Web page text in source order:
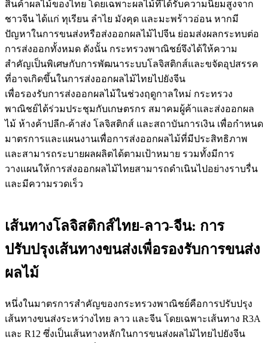
สินค้าผลไม้ของไทย โดยเฉพาะผลไม้ที่ได้รับความนิยมสูงจาก
ชาวจีน ได้แก่ ทุเรียน ลำไย มังคุด และมะพร้าวอ่อน หากมี
ปัญหาในการขนส่งหรือส่งออกผลไม้ไปจีน ย่อมส่งผลกระทบต่อ
การส่งออกทั้งหมด ดังนั้น กระทรวงพาณิชย์จึงได้ให้ความ
สำคัญเป็นพิเศษกับการพัฒนาระบบโลจิสติกส์และขจัดอุปสรรค
ที่อาจเกิดขึ้นในการส่งออกผลไม้ไทยไปยังจีน
เพื่อรองรับการส่งออกผลไม้ในช่วงฤดูกาลใหม่ กระทรวง
พาณิชย์ได้ร่วมประชุมกับเกษตรกร สมาคมผู้ค้าและส่งออกผล
ไม้ ห้างค้าปลีก-ค้าส่ง โลจิสติกส์ และสถาบันการเงิน เพื่อกำหนด
มาตรการและแผนงานเพื่อการส่งออกผลไม้ที่มีประสิทธิภาพ
และสามารถระบายผลผลิตได้ตามเป้าหมาย รวมทั้งมีการ
วางแผนให้การส่งออกผลไม้ไทยสามารถดำเนินไปอย่างราบรื่น
และมีความรวดเร็ว
เส้นทางโลจิสติกส์ไทย-ลาว-จีน: การ
ปรับปรุงเส้นทางขนส่งเพื่อรองรับการขนส่ง
ผลไม้
หนึ่งในมาตรการสำคัญของกระทรวงพาณิชย์คือการปรับปรุง
เส้นทางขนส่งระหว่างไทย ลาว และจีน โดยเฉพาะเส้นทาง R3A
และ R12 ซึ่งเป็นเส้นทางหลักในการขนส่งผลไม้ไทยไปยังจีน